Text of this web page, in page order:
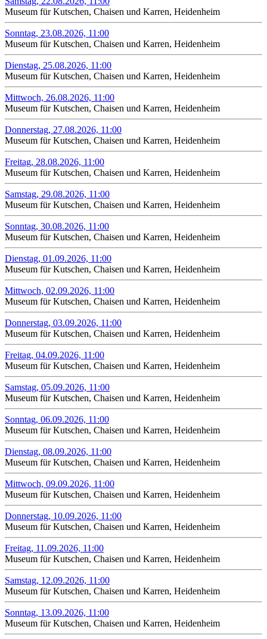
Museum für Kutschen, Chaisen und Karren, Heidenheim
Sonntag, 23.08.2026, 11:00
Museum für Kutschen, Chaisen und Karren, Heidenheim
Dienstag, 25.08.2026, 11:00
Museum für Kutschen, Chaisen und Karren, Heidenheim
Mittwoch, 26.08.2026, 11:00
Museum für Kutschen, Chaisen und Karren, Heidenheim
Donnerstag, 27.08.2026, 11:00
Museum für Kutschen, Chaisen und Karren, Heidenheim
Freitag, 28.08.2026, 11:00
Museum für Kutschen, Chaisen und Karren, Heidenheim
Samstag, 29.08.2026, 11:00
Museum für Kutschen, Chaisen und Karren, Heidenheim
Sonntag, 30.08.2026, 11:00
Museum für Kutschen, Chaisen und Karren, Heidenheim
Dienstag, 01.09.2026, 11:00
Museum für Kutschen, Chaisen und Karren, Heidenheim
Mittwoch, 02.09.2026, 11:00
Museum für Kutschen, Chaisen und Karren, Heidenheim
Donnerstag, 03.09.2026, 11:00
Museum für Kutschen, Chaisen und Karren, Heidenheim
Freitag, 04.09.2026, 11:00
Museum für Kutschen, Chaisen und Karren, Heidenheim
Samstag, 05.09.2026, 11:00
Museum für Kutschen, Chaisen und Karren, Heidenheim
Sonntag, 06.09.2026, 11:00
Museum für Kutschen, Chaisen und Karren, Heidenheim
Dienstag, 08.09.2026, 11:00
Museum für Kutschen, Chaisen und Karren, Heidenheim
Mittwoch, 09.09.2026, 11:00
Museum für Kutschen, Chaisen und Karren, Heidenheim
Donnerstag, 10.09.2026, 11:00
Museum für Kutschen, Chaisen und Karren, Heidenheim
Freitag, 11.09.2026, 11:00
Museum für Kutschen, Chaisen und Karren, Heidenheim
Samstag, 12.09.2026, 11:00
Museum für Kutschen, Chaisen und Karren, Heidenheim
Sonntag, 13.09.2026, 11:00
Museum für Kutschen, Chaisen und Karren, Heidenheim